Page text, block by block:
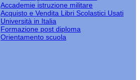
Accademie istruzione militare
Acquisto e Vendita Libri Scolastici Usati
Università in Italia
Formazione post diploma
Orientamento scuola